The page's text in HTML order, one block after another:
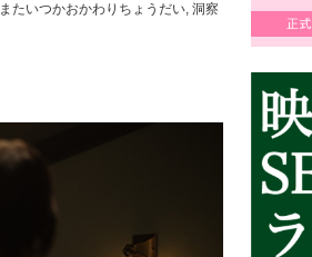
またいつかおかわりちょうだい, 洞察